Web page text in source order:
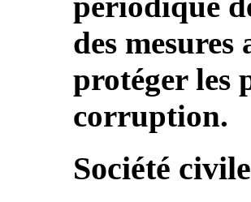
des
protéger les
corruption.
Société civile